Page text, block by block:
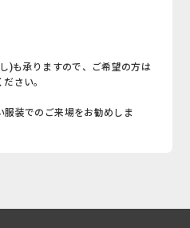
)も承りますので、ご希望の方は
さい。
服装でのご来場をお勧めしま